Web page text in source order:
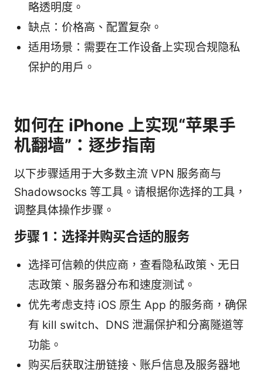
略透明度。
缺点：价格高、配置复杂。
适用场景：需要在工作设备上实现合规隐私
保护的用户。
如何在 iPhone 上实现“苹果手
机翻墙”：逐步指南
以下步骤适用于大多数主流 VPN 服务商与
Shadowsocks 等工具。请根据你选择的工具，
调整具体操作步骤。
步骤 1：选择并购买合适的服务
选择可信赖的供应商，查看隐私政策、无日
志政策、服务器分布和速度测试。
优先考虑支持 iOS 原生 App 的服务商，确保
有 kill switch、DNS 泄漏保护和分离隧道等
功能。
购买后获取注册链接、账户信息及服务器地